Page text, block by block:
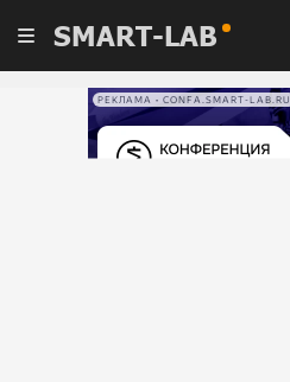
SMART-LAB
РЕКЛАМА • CONFA.SMART-LAB.RU